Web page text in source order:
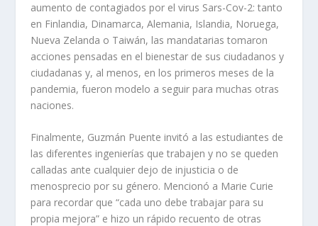
aumento de contagiados por el virus Sars-Cov-2: tanto
en Finlandia, Dinamarca, Alemania, Islandia, Noruega,
Nueva Zelanda o Taiwán, las mandatarias tomaron
acciones pensadas en el bienestar de sus ciudadanos y
ciudadanas y, al menos, en los primeros meses de la
pandemia, fueron modelo a seguir para muchas otras
naciones.
Finalmente, Guzmán Puente invitó a las estudiantes de
las diferentes ingenierías que trabajen y no se queden
calladas ante cualquier dejo de injusticia o de
menosprecio por su género. Mencionó a Marie Curie
para recordar que “cada uno debe trabajar para su
propia mejora” e hizo un rápido recuento de otras